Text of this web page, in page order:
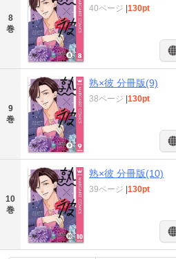
8
巻
40ページ 130pt
9
巻
熟×彼 分冊版(9)
38ページ 130pt
10
巻
熟×彼 分冊版(10)
39ページ 130pt